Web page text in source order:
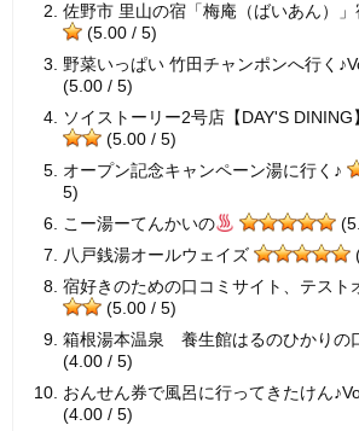
佐野市 里山の宿「梅庵（ばいあん）」
(5.00 / 5)
野菜いっぱい 竹田チャンポンへ行く
(5.00 / 5)
ソイストーリー2号店【DAY'S DINING
(5.00 / 5)
オープン記念キャンペーン湯に行く♪
5)
こー湯ーてんかいの
八戸銭湯オールウェイズ
宿好きのための口コミサイト、テスト
(5.00 / 5)
箱根湯本温泉 養生館はるのひかりの
(4.00 / 5)
おんせん券で風呂に行ってきたけん
(4.00 / 5)